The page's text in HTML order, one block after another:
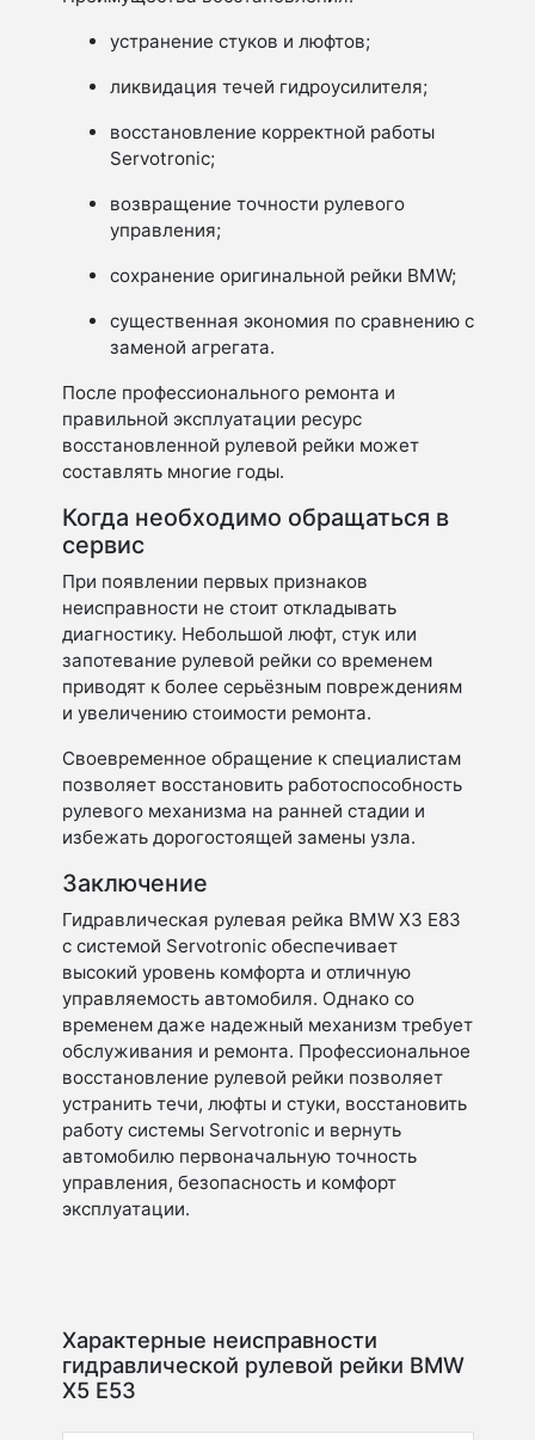
устранение стуков и люфтов;
ликвидация течей гидроусилителя;
восстановление корректной работы
Servotronic;
возвращение точности рулевого
управления;
сохранение оригинальной рейки BMW;
существенная экономия по сравнению с
заменой агрегата.
После профессионального ремонта и
правильной эксплуатации ресурс
восстановленной рулевой рейки может
составлять многие годы.
Когда необходимо обращаться в
сервис
При появлении первых признаков
неисправности не стоит откладывать
диагностику. Небольшой люфт, стук или
запотевание рулевой рейки со временем
приводят к более серьёзным повреждениям
и увеличению стоимости ремонта.
Своевременное обращение к специалистам
позволяет восстановить работоспособность
рулевого механизма на ранней стадии и
избежать дорогостоящей замены узла.
Заключение
Гидравлическая рулевая рейка BMW X3 E83
с системой Servotronic обеспечивает
высокий уровень комфорта и отличную
управляемость автомобиля. Однако со
временем даже надежный механизм требует
обслуживания и ремонта. Профессиональное
восстановление рулевой рейки позволяет
устранить течи, люфты и стуки, восстановить
работу системы Servotronic и вернуть
автомобилю первоначальную точность
управления, безопасность и комфорт
эксплуатации.
Характерные неисправности
гидравлической рулевой рейки BMW
X5 E53